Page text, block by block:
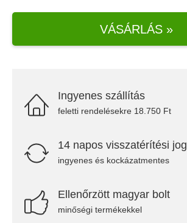
VÁSÁRLÁS »
Ingyenes szállítás
feletti rendelésekre 18.750 Ft
14 napos visszatérítési jog
ingyenes és kockázatmentes
Ellenőrzött magyar bolt
minőségi termékekkel